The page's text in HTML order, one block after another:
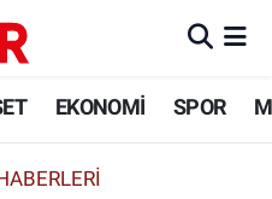
EKONOMİ SPOR